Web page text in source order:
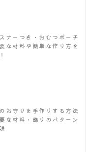
ナーつき・おむつポーチ
な材料や簡単な作り方を
お守りを手作りする方法
な材料・飾りのパターン